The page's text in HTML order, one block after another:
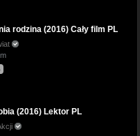
rodzina (2016) Cały film PL
(2016) Lektor PL